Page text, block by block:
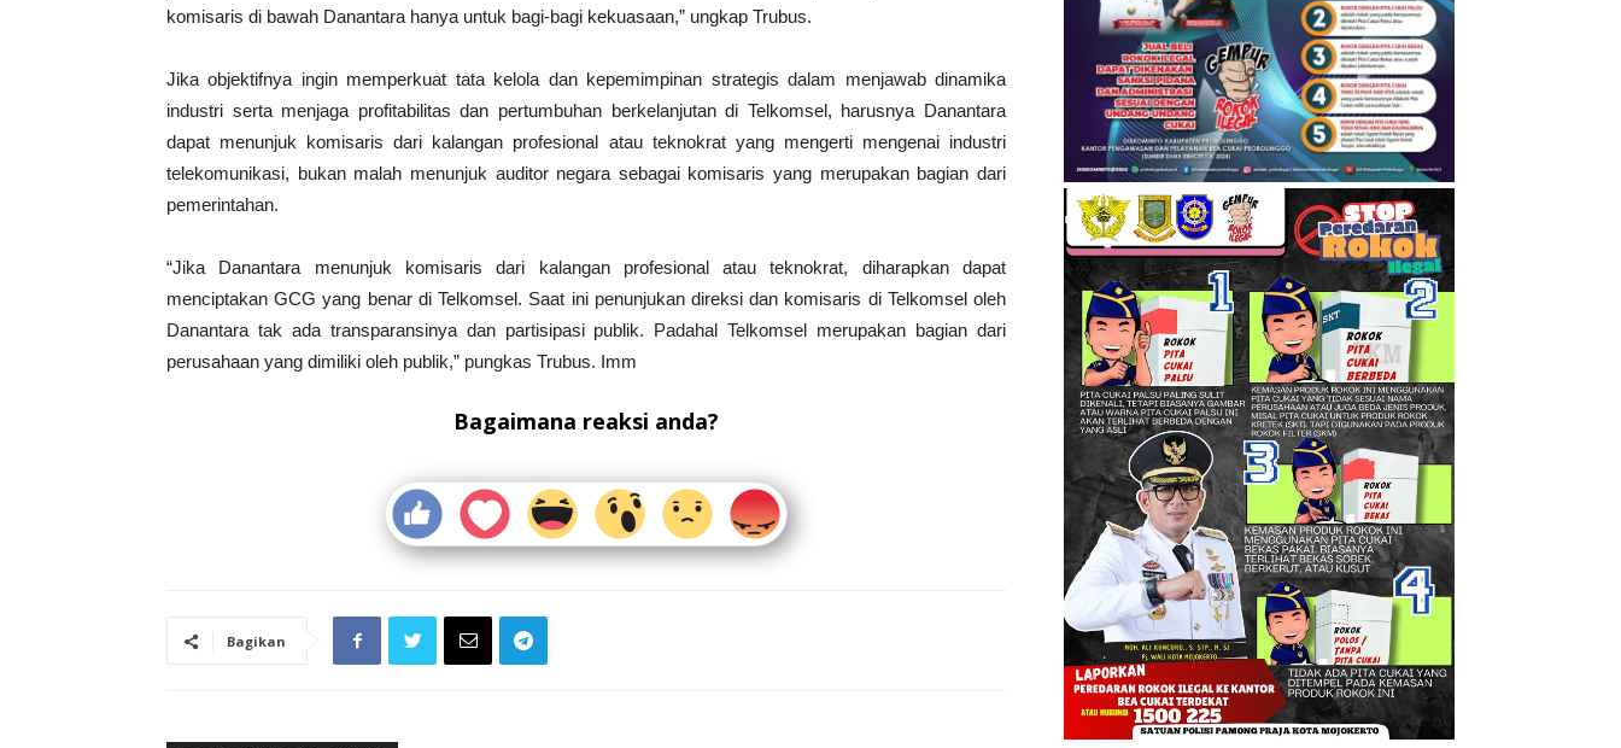
komisaris di bawah Danantara hanya untuk bagi-bagi kekuasaan,” ungkap Trubus.
Jika objektifnya ingin memperkuat tata kelola dan kepemimpinan strategis dalam menjawab dinamika
industri serta menjaga profitabilitas dan pertumbuhan berkelanjutan di Telkomsel, harusnya Danantara
dapat menunjuk komisaris dari kalangan profesional atau teknokrat yang mengerti mengenai industri
telekomunikasi, bukan malah menunjuk auditor negara sebagai komisaris yang merupakan bagian dari
pemerintahan.
“Jika Danantara menunjuk komisaris dari kalangan profesional atau teknokrat, diharapkan dapat
menciptakan GCG yang benar di Telkomsel. Saat ini penunjukan direksi dan komisaris di Telkomsel oleh
Danantara tak ada transparansinya dan partisipasi publik. Padahal Telkomsel merupakan bagian dari
perusahaan yang dimiliki oleh publik,” pungkas Trubus. Imm
Bagaimana reaksi anda?
Bagikan